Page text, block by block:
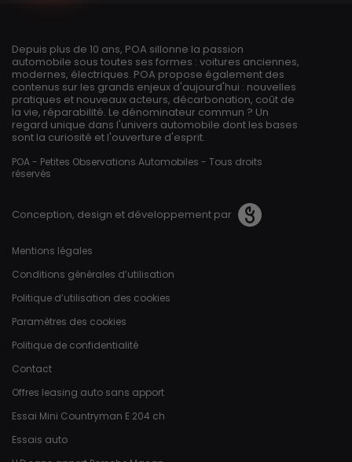
Depuis plus de 10 ans, POA sillonne la passion
automobile sous toutes ses formes : voitures anciennes,
modernes, électriques. POA propose également des
contenus sur les grands enjeux d'aujourd'hui : nouvelles
pratiques et nouveaux acteurs, décarbonation, coût de
la vie, réparabilité. Le dénominateur commun ? Un
regard unique dans l'univers automobile dont les bases
sont la curiosité et l'ouverture d'esprit.
POA - Petites Observations Automobiles - Tous droits
réservés
Conception, design et développement par
Pied de page
Mentions légales
Conditions générales d’utilisation
Politique d’utilisation des cookies
Paramètres des cookies
Politique de confidentialité
Contact
Offres leasing auto sans apport
Essai Mini Countryman E 204 ch
Essais auto